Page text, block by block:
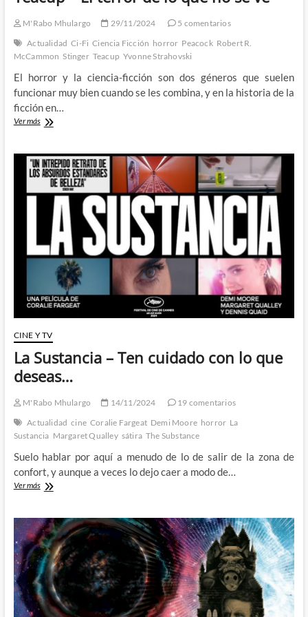
M'Rabo Mhulargo 29/11/2024
5 comentarios
Actualidad Ci-Fi Ciencia Ficción horror Peacock Robert R.
McCammon Stinger Teacup Yvonne Strahovski
El horror y la ciencia-ficción son dos géneros que suelen
funcionar muy bien cuando se les combina, y en la historia de la
ficción en…
Ver másTeacup
terror
de
que
CINE Y TV
La Sustancia – Ten cuidado con lo que
deseas…
M'Rabo Mhulargo 14/11/2024
19 comentarios
Actualidad cine Coralie Fargeat Demi Moore horror La
Sustancia Margaret Qualley sátira The Substance
Suelo hablar por aquí a menudo de lo de salir de la zona de
confort, y aunque a veces lo dejo caer a modo de…
Ver másLa
Ten
cuidado
con
lo
que
deseas…